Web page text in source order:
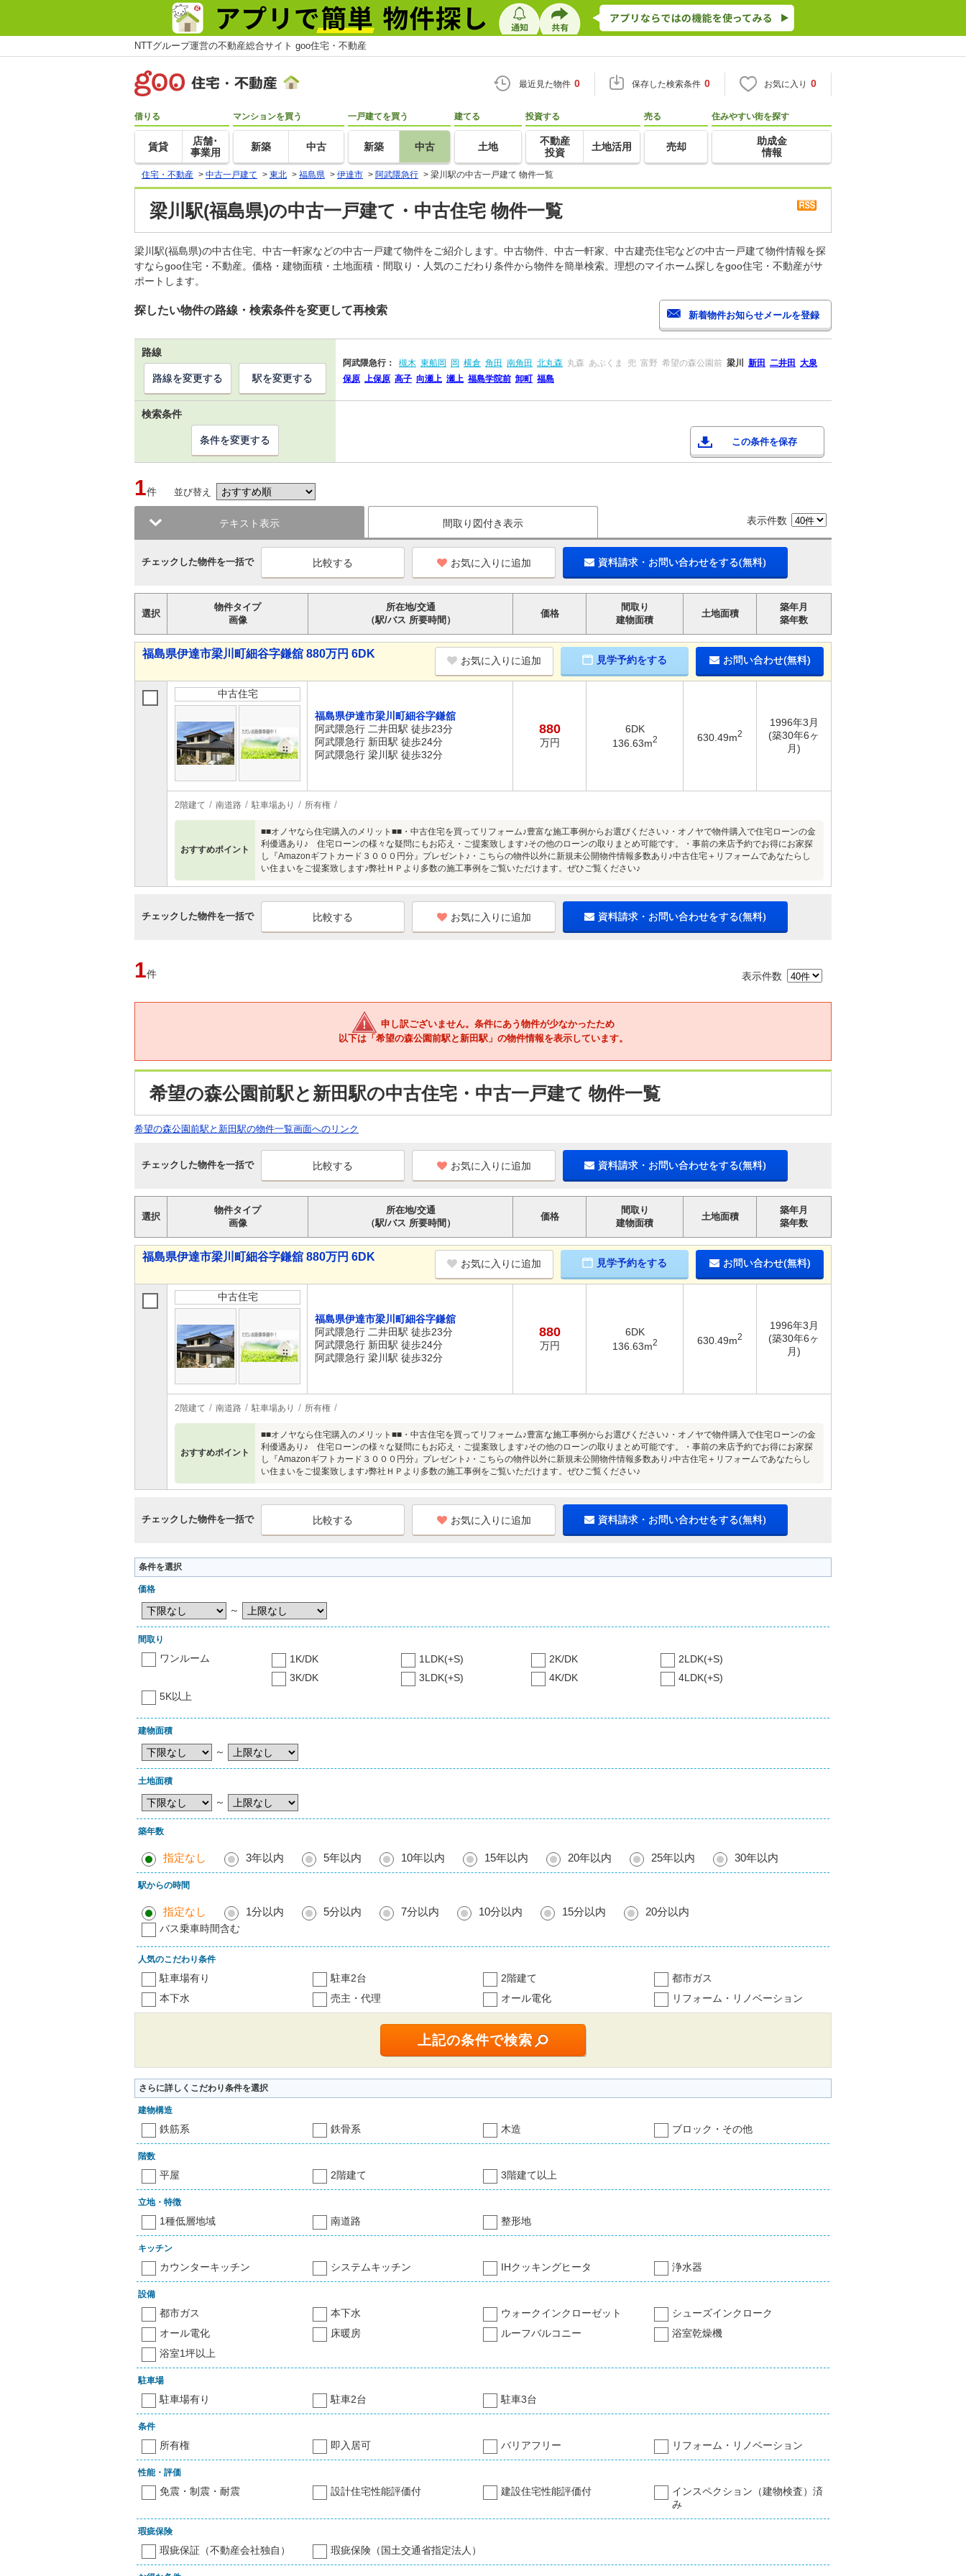
NTTグループ運営の不動産総合サイト goo住宅・不動産
最近見た物件 0 保存した検索条件 0 お気に入り 0
借りる
賃貸
店舗･
事業用
マンションを買う
新築 中古
一戸建てを買う
新築 中古
建てる
土地
投資する
不動産
投資
土地活用
売る
売却
住みやすい街を探す
助成金
情報
住宅・不動産 > 中古一戸建て > 東北 > 福島県 > 伊達市 > 阿武隈急行 > 梁川駅の中古一戸建て 物件一覧
梁川駅(福島県)の中古一戸建て・中古住宅 物件一覧
梁川駅(福島県)の中古住宅、中古一軒家などの中古一戸建て物件をご紹介します。中古物件、中古一軒家、中古建売住宅などの中古一戸建て物件情報を探
すならgoo住宅・不動産。価格・建物面積・土地面積・間取り・人気のこだわり条件から物件を簡単検索。理想のマイホーム探しをgoo住宅・不動産がサ
ポートします。
探したい物件の路線・検索条件を変更して再検索
路線
阿武隈急行： 槻木 東船岡 岡 横倉 角田 南角田 北丸森 丸森 あぶくま 兜 富野 希望の森公園前 梁川 新田 二井田 大泉
保原 上保原 高子 向瀬上 瀬上 福島学院前 卸町 福島
路線を変更する 駅を変更する
検索条件
この条件を保存
条件を変更する
1件 並び替え
テキスト表示 間取り図付き表示 表示件数
チェックした物件を一括で お気に入りに追加 資料請求・お問い合わせをする(無料)
選択
物件タイプ
画像
所在地/交通
（駅/バス 所要時間）
価格
間取り
建物面積
土地面積
築年月
築年数
福島県伊達市梁川町細谷字鎌舘 880万円 6DK
お気に入りに追加 見学予約をする お問い合わせ(無料)
中古住宅
福島県伊達市梁川町細谷字鎌舘
阿武隈急行 二井田駅 徒歩23分
阿武隈急行 新田駅 徒歩24分
阿武隈急行 梁川駅 徒歩32分
880
万円
6DK
136.63m2 630.49m2
1996年3月
(築30年6ヶ
月)
2階建て 南道路 駐車場あり 所有権
おすすめポイント
■■オノヤなら住宅購入のメリット■■・中古住宅を買ってリフォーム♪豊富な施工事例からお選びください♪・オノヤで物件購入で住宅ローンの金
利優遇あり♪ 住宅ローンの様々な疑問にもお応え・ご提案致します♪その他のローンの取りまとめ可能です。・事前の来店予約でお得にお家探
し『Amazonギフトカード３０００円分』プレゼント♪・こちらの物件以外に新規未公開物件情報多数あり♪中古住宅＋リフォームであなたらし
い住まいをご提案致します♪弊社ＨＰより多数の施工事例をご覧いただけます。ぜひご覧ください♪
チェックした物件を一括で お気に入りに追加 資料請求・お問い合わせをする(無料)
1件 表示件数
申し訳ございません。条件にあう物件が少なかったため
以下は「希望の森公園前駅と新田駅」の物件情報を表示しています。
希望の森公園前駅と新田駅の中古住宅・中古一戸建て 物件一覧
希望の森公園前駅と新田駅の物件一覧画面へのリンク
チェックした物件を一括で お気に入りに追加 資料請求・お問い合わせをする(無料)
選択
物件タイプ
画像
所在地/交通
（駅/バス 所要時間）
価格
間取り
建物面積
土地面積
築年月
築年数
福島県伊達市梁川町細谷字鎌舘 880万円 6DK
お気に入りに追加 見学予約をする お問い合わせ(無料)
中古住宅
福島県伊達市梁川町細谷字鎌舘
阿武隈急行 二井田駅 徒歩23分
阿武隈急行 新田駅 徒歩24分
阿武隈急行 梁川駅 徒歩32分
880
万円
6DK
136.63m2 630.49m2
1996年3月
(築30年6ヶ
月)
2階建て 南道路 駐車場あり 所有権
おすすめポイント
■■オノヤなら住宅購入のメリット■■・中古住宅を買ってリフォーム♪豊富な施工事例からお選びください♪・オノヤで物件購入で住宅ローンの金
利優遇あり♪ 住宅ローンの様々な疑問にもお応え・ご提案致します♪その他のローンの取りまとめ可能です。・事前の来店予約でお得にお家探
し『Amazonギフトカード３０００円分』プレゼント♪・こちらの物件以外に新規未公開物件情報多数あり♪中古住宅＋リフォームであなたらし
い住まいをご提案致します♪弊社ＨＰより多数の施工事例をご覧いただけます。ぜひご覧ください♪
チェックした物件を一括で お気に入りに追加 資料請求・お問い合わせをする(無料)
条件を選択
価格
～
間取り
ワンルーム 1K/DK 1LDK(+S) 2K/DK
2LDK(+S)
3K/DK
3LDK(+S) 4K/DK
4LDK(+S)
5K以上
建物面積
～
土地面積
～
築年数
指定なし 3年以内 5年以内 10年以内 15年以内 20年以内 25年以内 30年以内
駅からの時間
指定なし 1分以内 5分以内 7分以内 10分以内 15分以内 20分以内
バス乗車時間含む
人気のこだわり条件
駐車場有り 駐車2台 2階建て
都市ガス
本下水
売主・代理 オール電化 リフォーム・リノベーション
さらに詳しくこだわり条件を選択
建物構造
鉄筋系 鉄骨系 木造 ブロック・その他
階数
平屋 2階建て 3階建て以上
立地・特徴
1種低層地域 南道路 整形地
キッチン
カウンターキッチン システムキッチン IHクッキングヒータ 浄水器
設備
都市ガス 本下水 ウォークインクローゼット
シューズインクローク
オール電化
床暖房 ルーフバルコニー
浴室乾燥機
浴室1坪以上
駐車場
駐車場有り 駐車2台 駐車3台
条件
所有権 即入居可 バリアフリー リフォーム・リノベーション
性能・評価
免震・制震・耐震 設計住宅性能評価付 建設住宅性能評価付
インスペクション（建物検査）済
み
瑕疵保険
瑕疵保証（不動産会社独自） 瑕疵保険（国土交通省指定法人）